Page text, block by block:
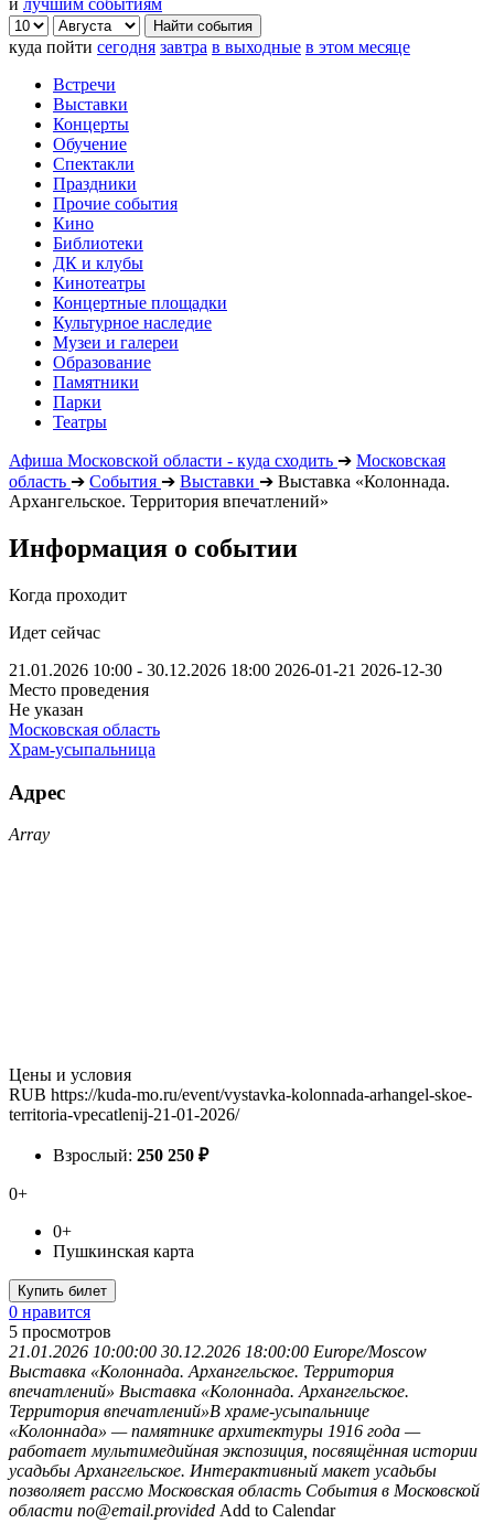
и лучшим событиям
куда пойти сегодня завтра в выходные в этом месяце
Встречи
Выставки
Концерты
Обучение
Спектакли
Праздники
Прочие события
Кино
Библиотеки
ДК и клубы
Кинотеатры
Концертные площадки
Культурное наследие
Музеи и галереи
Образование
Памятники
Парки
Театры
Афиша Московской области - куда сходить ➔ Московская
область ➔ События ➔ Выставки ➔ Выставка «Колоннада.
Архангельское. Территория впечатлений»
Информация о событии
Когда проходит
Идет сейчас
21.01.2026 10:00 - 30.12.2026 18:00 2026-01-21 2026-12-30
Место проведения
Не указан
Московская область
Храм-усыпальница
Адрес
Array
Цены и условия
RUB https://kuda-mo.ru/event/vystavka-kolonnada-arhangel-skoe-
territoria-vpecatlenij-21-01-2026/
Взрослый: 250 250 ₽
0+
0+
Пушкинская карта
Купить билет
0 нравится
5 просмотров
21.01.2026 10:00:00 30.12.2026 18:00:00 Europe/Moscow
Выставка «Колоннада. Архангельское. Территория
впечатлений» Выставка «Колоннада. Архангельское.
Территория впечатлений»В храме-усыпальнице
«Колоннада» — памятнике архитектуры 1916 года —
работает мультимедийная экспозиция, посвящённая истории
усадьбы Архангельское. Интерактивный макет усадьбы
позволяет рассмо Московская область События в Московской
области no@email.provided Add to Calendar